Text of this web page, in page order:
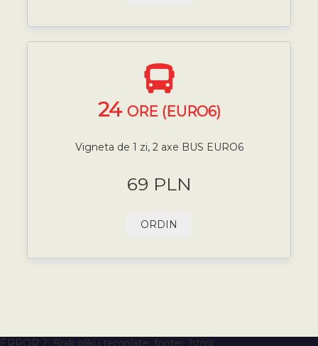
24 ORE (EURO6)
Vigneta de 1 zi, 2 axe BUS EURO6
69 PLN
ORDIN
ERROR 2: Brak pliku template: footer_html